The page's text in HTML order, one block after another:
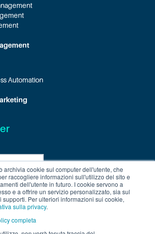
archivia cookie sul computer dell'utente, che
raccogliere informazioni sull'utilizzo del sito e
dell'utente in futuro. I cookie servono a
e a offrire un servizio personalizzato, sia sul
supporti. Per ulteriori informazioni sui cookie,
sulla privacy.
completa
Automation